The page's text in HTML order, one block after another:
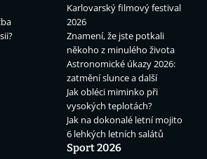
Karlovarský filmový festival
2026
Znamení, že jste potkali
někoho z minulého života
Astronomické úkazy 2026:
zatmění slunce a další
Jak obléci miminko při
vysokých teplotách?
Jak na dokonalé letní mojito
6 lehkých letních salátů
Sport 2026